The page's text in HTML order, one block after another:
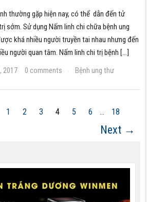
thường gặp hiện nay, có thể dẫn đến tử
sớm. Sử dụng Nấm linh chi chữa bệnh ung
khá nhiều người truyền tai nhau nhưng đến
người quan tâm. Nấm linh chi trị bệnh […]
2017· 0 comments · Bệnh ung thư
1 2 3 4 5 6 … 18
Next →